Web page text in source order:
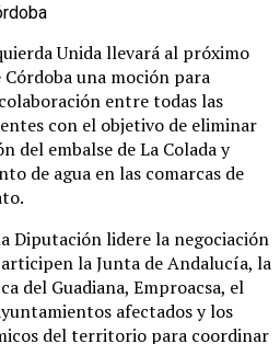
Unida llevará al próximo
una moción para
entre todas las
con el objetivo de eliminar
del embalse de La Colada y
de agua en las comarcas de
Diputación lidere la negociación
la Junta de Andalucía, la
del Guadiana, Emproacsa, el
afectados y los
del territorio para coordinar